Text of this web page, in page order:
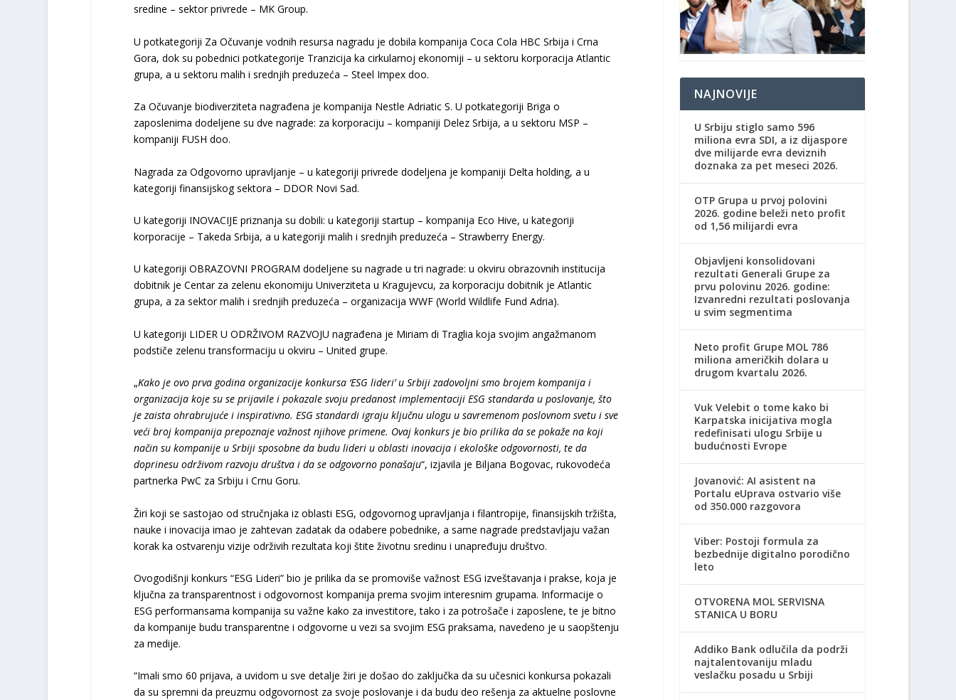
sredine – sektor privrede – MK Group.
U potkategoriji Za Očuvanje vodnih resursa nagradu je dobila kompanija Coca Cola HBC Srbija i Crna
Gora, dok su pobednici potkategorije Tranzicija ka cirkularnoj ekonomiji – u sektoru korporacija Atlantic
grupa, a u sektoru malih i srednjih preduzeća – Steel Impex doo.
Za Očuvanje biodiverziteta nagrađena je kompanija Nestle Adriatic S. U potkategoriji Briga o
zaposlenima dodeljene su dve nagrade: za korporaciju – kompaniji Delez Srbija, a u sektoru MSP –
kompaniji FUSH doo.
Nagrada za Odgovorno upravljanje – u kategoriji privrede dodeljena je kompaniji Delta holding, a u
kategoriji finansijskog sektora – DDOR Novi Sad.
U kategoriji INOVACIJE priznanja su dobili: u kategoriji startup – kompanija Eco Hive, u kategoriji
korporacije – Takeda Srbija, a u kategoriji malih i srednjih preduzeća – Strawberry Energy.
U kategoriji OBRAZOVNI PROGRAM dodeljene su nagrade u tri nagrade: u okviru obrazovnih institucija
dobitnik je Centar za zelenu ekonomiju Univerziteta u Kragujevcu, za korporaciju dobitnik je Atlantic
grupa, a za sektor malih i srednjih preduzeća – organizacija WWF (World Wildlife Fund Adria).
U kategoriji LIDER U ODRŽIVOM RAZVOJU nagrađena je Miriam di Traglia koja svojim angažmanom
podstiče zelenu transformaciju u okviru – United grupe.
„Kako je ovo prva godina organizacije konkursa ‘ESG lideri’ u Srbiji zadovoljni smo brojem kompanija i
organizacija koje su se prijavile i pokazale svoju predanost implementaciji ESG standarda u poslovanje, što
je zaista ohrabrujuće i inspirativno. ESG standardi igraju ključnu ulogu u savremenom poslovnom svetu i sve
veći broj kompanija prepoznaje važnost njihove primene. Ovaj konkurs je bio prilika da se pokaže na koji
način su kompanije u Srbiji sposobne da budu lideri u oblasti inovacija i ekološke odgovornosti, te da
doprinesu održivom razvoju društva i da se odgovorno ponašaju“, izjavila je Biljana Bogovac, rukovodeća
partnerka PwC za Srbiju i Crnu Goru.
Žiri koji se sastojao od stručnjaka iz oblasti ESG, odgovornog upravljanja i filantropije, finansijskih tržišta,
nauke i inovacija imao je zahtevan zadatak da odabere pobednike, a same nagrade predstavljaju važan
korak ka ostvarenju vizije održivih rezultata koji štite životnu sredinu i unapređuju društvo.
Ovogodišnji konkurs “ESG Lideri” bio je prilika da se promoviše važnost ESG izveštavanja i prakse, koja je
ključna za transparentnost i odgovornost kompanija prema svojim interesnim grupama. Informacije o
ESG performansama kompanija su važne kako za investitore, tako i za potrošače i zaposlene, te je bitno
da kompanije budu transparentne i odgovorne u vezi sa svojim ESG praksama, navedeno je u saopštenju
za medije.
“Imali smo 60 prijava, a uvidom u sve detalje žiri je došao do zaključka da su učesnici konkursa pokazali
da su spremni da preuzmu odgovornost za svoje poslovanje i da budu deo rešenja za aktuelne poslovne
NAJNOVIJE
U Srbiju stiglo samo 596
miliona evra SDI, a iz dijaspore
dve milijarde evra deviznih
doznaka za pet meseci 2026.
OTP Grupa u prvoj polovini
2026. godine beleži neto profit
od 1,56 milijardi evra
Objavljeni konsolidovani
rezultati Generali Grupe za
prvu polovinu 2026. godine:
Izvanredni rezultati poslovanja
u svim segmentima
Neto profit Grupe MOL 786
miliona američkih dolara u
drugom kvartalu 2026.
Vuk Velebit o tome kako bi
Karpatska inicijativa mogla
redefinisati ulogu Srbije u
budućnosti Evrope
Jovanović: AI asistent na
Portalu eUprava ostvario više
od 350.000 razgovora
Viber: Postoji formula za
bezbednije digitalno porodično
leto
OTVORENA MOL SERVISNA
STANICA U BORU
Addiko Bank odlučila da podrži
najtalentovaniju mladu
veslačku posadu u Srbiji